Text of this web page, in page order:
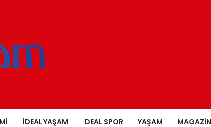
İDEAL YAŞAM İDEAL SPOR YAŞAM MAGAZIN